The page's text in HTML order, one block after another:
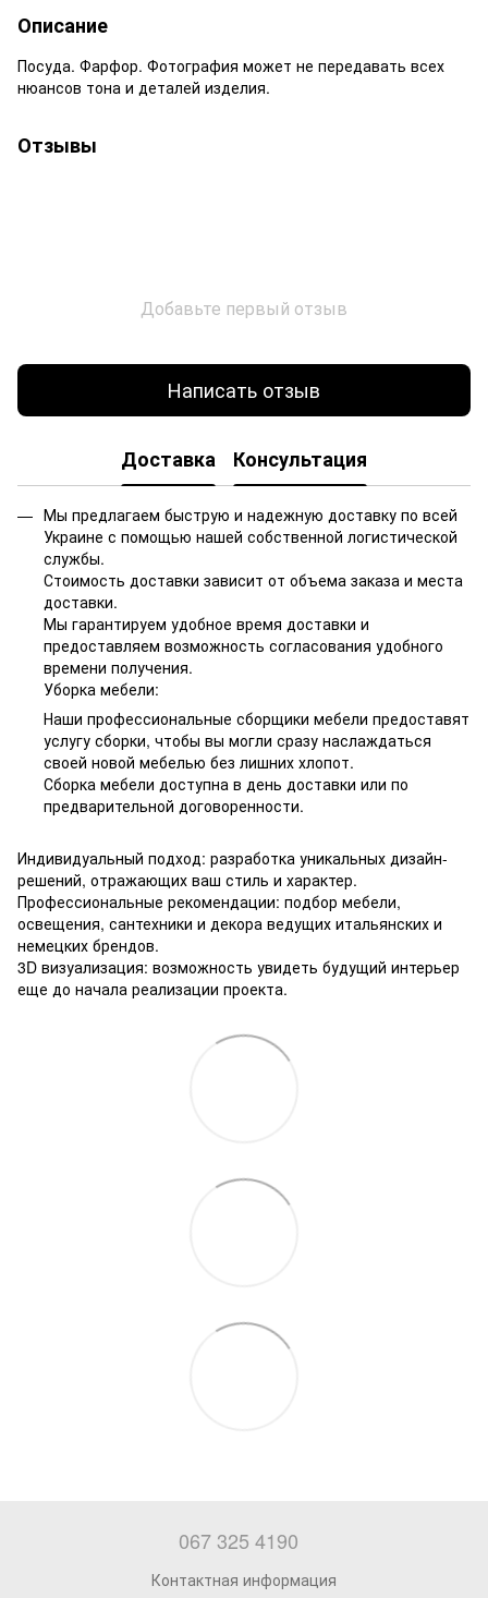
Описание
Посуда. Фарфор. Фотография может не передавать всех
нюансов тона и деталей изделия.
Отзывы
Добавьте первый отзыв
Написать отзыв
Доставка Консультация
Мы предлагаем быструю и надежную доставку по всей
Украине с помощью нашей собственной логистической
службы.
Стоимость доставки зависит от объема заказа и места
доставки.
Мы гарантируем удобное время доставки и
предоставляем возможность согласования удобного
времени получения.
Уборка мебели:
Наши профессиональные сборщики мебели предоставят
услугу сборки, чтобы вы могли сразу наслаждаться
своей новой мебелью без лишних хлопот.
Сборка мебели доступна в день доставки или по
предварительной договоренности.
Индивидуальный подход: разработка уникальных дизайн-
решений, отражающих ваш стиль и характер.
Профессиональные рекомендации: подбор мебели,
освещения, сантехники и декора ведущих итальянских и
немецких брендов.
3D визуализация: возможность увидеть будущий интерьер
еще до начала реализации проекта.
067 325 4190
Контактная информация